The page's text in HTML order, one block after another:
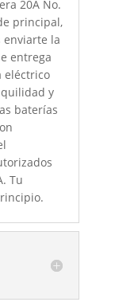
20A No.
principal,
enviarte la
entrega
eléctrico
y
baterías
Tu